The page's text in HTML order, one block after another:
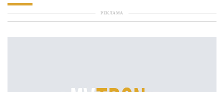
РЕКЛАМА